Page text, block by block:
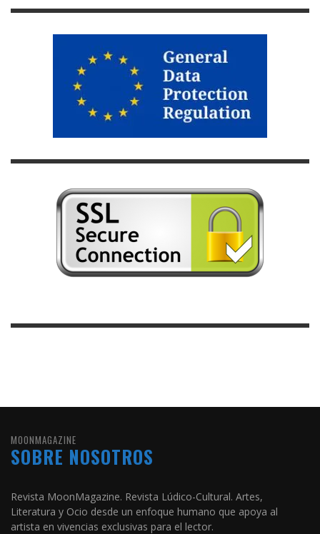
MOONMAGAZINE
SOBRE NOSOTROS
Revista MoonMagazine. Revista Lúdico-Cultural. Artes,
Literatura y Ocio desde un enfoque humano que apoya al
artista en vivencias exclusivas para el lector.